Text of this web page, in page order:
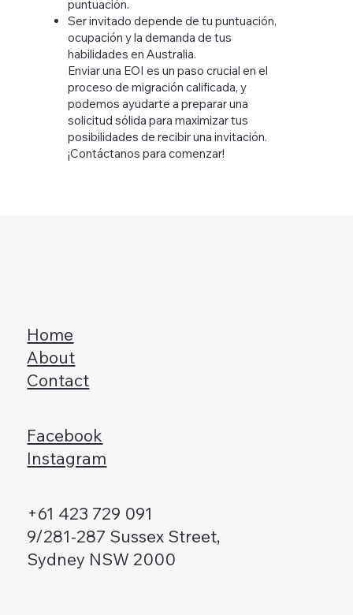
puntuación.
Ser invitado depende de tu puntuación,
ocupación y la demanda de tus
habilidades en Australia.
Enviar una EOI es un paso crucial en el
proceso de migración calificada, y
podemos ayudarte a preparar una
solicitud sólida para maximizar tus
posibilidades de recibir una invitación.
¡Contáctanos para comenzar!
+61 423 729 091
9/281-287 Sussex Street,
Sydney NSW 2000
Home
About
Contact
Facebook
Instagram